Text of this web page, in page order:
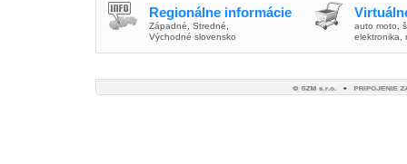
Regionálne informácie
Západné Stredné
Východné slovensko
auto moto
elektronika,